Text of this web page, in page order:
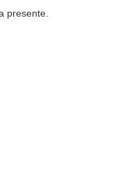
presente.